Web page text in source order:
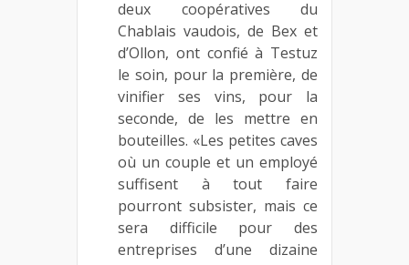
deux coopératives du
Chablais vaudois, de Bex et
d’Ollon, ont confié à Testuz
le soin, pour la première, de
vinifier ses vins, pour la
seconde, de les mettre en
bouteilles. «Les petites caves
où un couple et un employé
suffisent à tout faire
pourront subsister, mais ce
sera difficile pour des
entreprises d’une dizaine